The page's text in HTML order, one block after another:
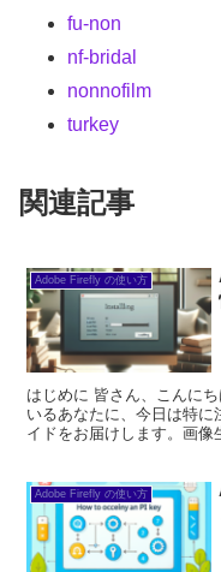
fu-non
nf-bridal
nonnofilm
turkey
関連記事
Adobe Firefly の使い方
はじめに 皆さん、こんに
いるあなたに、今日は特
イドをお届けします。画像
Adobe Firefly の使い方